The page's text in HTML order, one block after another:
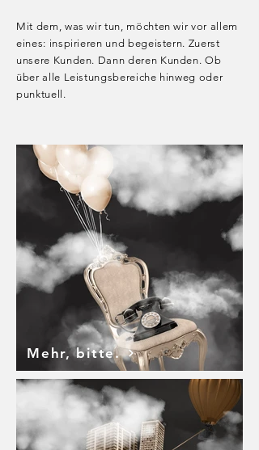
Mit dem, was wir tun, möchten wir vor allem
eines: inspirieren und begeistern. Zuerst
unsere Kunden. Dann deren Kunden. Ob
über alle Leistungsbereiche hinweg oder
punktuell.
Mehr, bitte.